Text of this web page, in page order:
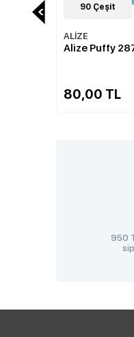
45Çeşit
ALİZE
ALİZE EXTRA
60,00 TL
950